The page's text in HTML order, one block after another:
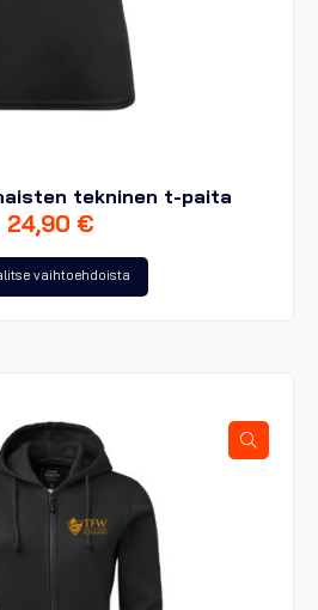
tekninen t-paita
24,90 €
vaihtoehdoista
Tällä
tuotteella
sivulla.